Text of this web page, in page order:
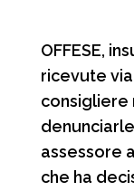
e
o
o
k
t
A
p
p
OFFESE,
ricevute
consigliere
assessore
che ha